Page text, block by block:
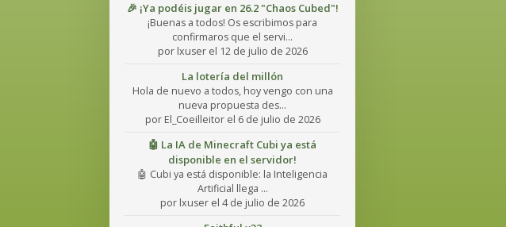
🎉 ¡Ya podéis jugar en 26.2 "Chaos Cubed"!
¡Buenas a todos! Os escribimos para
confirmaros que el servi...
por lxuser el 12 de julio de 2026
La lotería del millón
Hola de nuevo a todos, hoy vengo con una
nueva propuesta des...
por El_Coeilleitor el 6 de julio de 2026
🤖 La IA de Minecraft Cubi ya está
disponible en el servidor!
🤖 Cubi ya está disponible: la Inteligencia
Artificial llega ...
por lxuser el 4 de julio de 2026